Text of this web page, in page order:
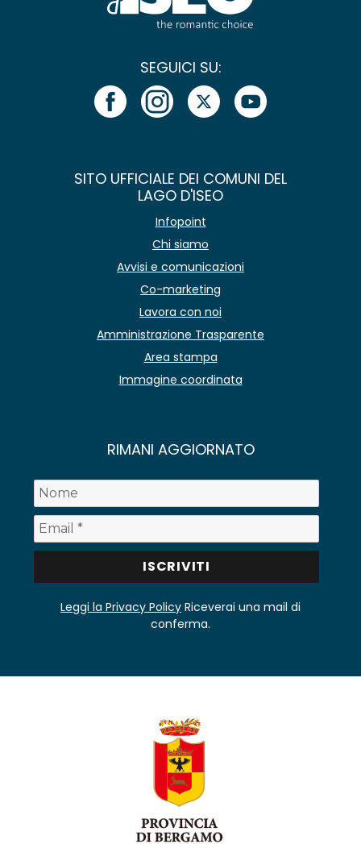
SEGUICI SU:
SITO UFFICIALE DEI COMUNI DEL
LAGO D'ISEO
Infopoint
Chi siamo
Avvisi e comunicazioni
Co-marketing
Lavora con noi
Amministrazione Trasparente
Area stampa
Immagine coordinata
RIMANI AGGIORNATO
Leggi la Privacy Policy Riceverai una mail di
conferma.